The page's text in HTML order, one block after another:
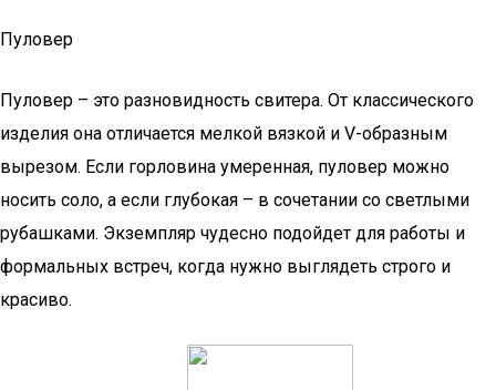
Пуловер
Пуловер – это разновидность свитера. От классического
изделия она отличается мелкой вязкой и V-образным
вырезом. Если горловина умеренная, пуловер можно
носить соло, а если глубокая – в сочетании со светлыми
рубашками. Экземпляр чудесно подойдет для работы и
формальных встреч, когда нужно выглядеть строго и
красиво.